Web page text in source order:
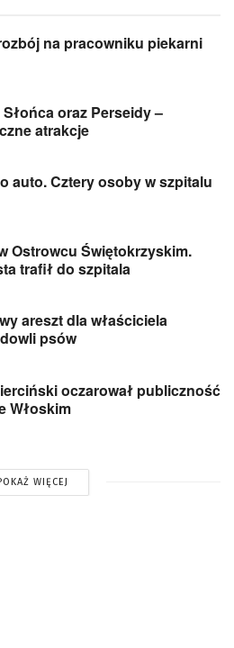
na pracowniku piekarni
oraz Perseidy –
atrakcje
auto. Cztery osoby w szpitalu
Ostrowcu Świętokrzyskim.
trafił do szpitala
areszt dla właściciela
psów
oczarował publiczność
Włoskim
WIĘCEJ